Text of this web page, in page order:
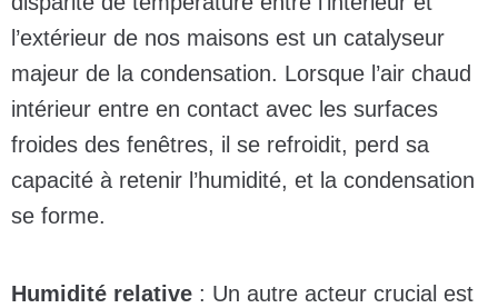
l’extérieur de nos maisons est un catalyseur
majeur de la condensation. Lorsque l’air chaud
intérieur entre en contact avec les surfaces
froides des fenêtres, il se refroidit, perd sa
capacité à retenir l’humidité, et la condensation
se forme.
Humidité relative : Un autre acteur crucial est